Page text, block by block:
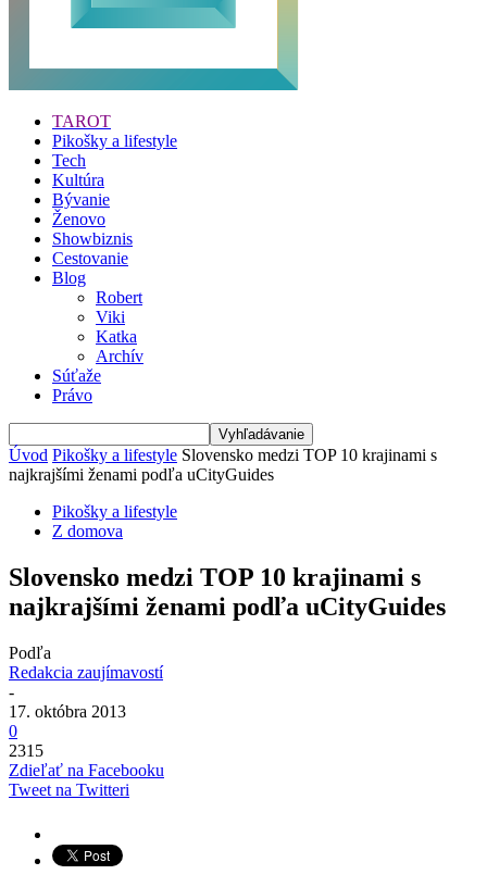
TAROT
Pikošky a lifestyle
Tech
Kultúra
Bývanie
Ženovo
Showbiznis
Cestovanie
Blog
Robert
Viki
Katka
Archív
Súťaže
Právo
Úvod Pikošky a lifestyle Slovensko medzi TOP 10 krajinami s
najkrajšími ženami podľa uCityGuides
Pikošky a lifestyle
Z domova
Slovensko medzi TOP 10 krajinami s
najkrajšími ženami podľa uCityGuides
Podľa
Redakcia zaujímavostí
-
17. októbra 2013
0
2315
Zdieľať na Facebooku
Tweet na Twitteri